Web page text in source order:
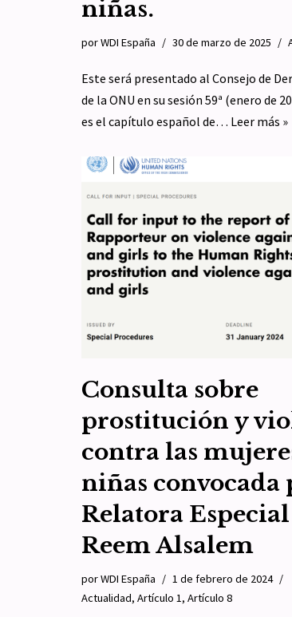
niñas.
porWDI España 30 de marzo de 2025
Este será presentado al Consejo de
de la ONU en su sesión 59ª (enero de
es el capítulo español de… Leer más »
Consulta sobre
prostitución y
contra las
niñas convocada
Relatora
Reem Alsalem
porWDI España
1 de febrero de 2024
Actualidad, Artículo 1, Artículo 8